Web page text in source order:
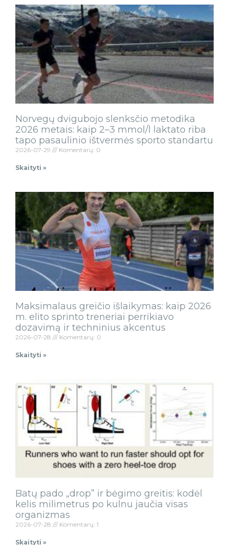
Norvegų dvigubojo slenksčio metodika
2026 metais: kaip 2–3 mmol/l laktato riba
tapo pasaulinio ištvermės sporto standartu
2026-07-29 Komentarų: 0
Skaityti »
Maksimalaus greičio išlaikymas: kaip 2026
m. elito sprinto treneriai perrikiavo
dozavimą ir techninius akcentus
2026-07-28 Komentarų: 0
Skaityti »
Batų pado „drop” ir bėgimo greitis: kodėl
kelis milimetrus po kulnu jaučia visas
organizmas
2026-07-28 Komentarų: 1
Skaityti »